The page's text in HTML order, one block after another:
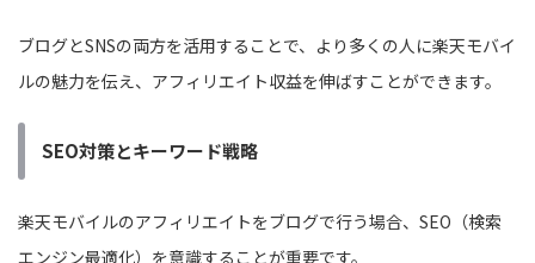
ブログとSNSの両方を活用することで、より多くの人に楽天モバイ
ルの魅力を伝え、アフィリエイト収益を伸ばすことができます。
SEO対策とキーワード戦略
楽天モバイルのアフィリエイトをブログで行う場合、SEO（検索
エンジン最適化）を意識することが重要です。